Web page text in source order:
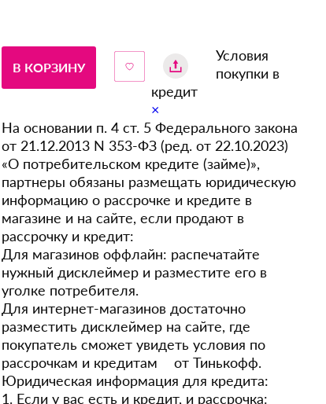
В КОРЗИНУ
Условия
покупки в
кредит
×
На основании п. 4 ст. 5 Федерального закона
от 21.12.2013 N 353-ФЗ (ред. от 22.10.2023)
«О потребительском кредите (займе)»,
партнеры обязаны размещать юридическую
информацию о рассрочке и кредите в
магазине и на сайте, если продают в
рассрочку и кредит:
Для магазинов оффлайн: распечатайте
нужный дисклеймер и разместите его в
уголке потребителя.
Для интернет-магазинов достаточно
разместить дисклеймер на сайте, где
покупатель сможет увидеть условия по
рассрочкам и кредитам от Тинькофф.
Юридическая информация для кредита:
1. Если у вас есть и кредит, и рассрочка: